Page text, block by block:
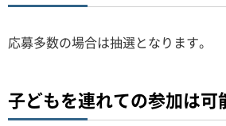
応募多数の場合は抽選となります。
子どもを連れての参加は可